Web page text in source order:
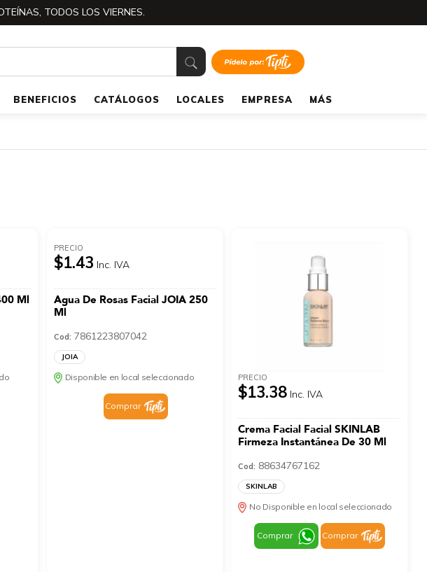
TODOS LOS VIERNES.
BENEFICIOS CATÁLOGOS LOCALES EMPRESA MÁS
Agua Micelar Facial JOIA 400 Ml
PRECIO
$1.43 Inc. IVA
Agua De Rosas Facial JOIA 250
Ml
Cod: 7861223807042
JOIA
Disponible en local seleccionado
Comprar
PRECIO
$13.38 Inc. IVA
Crema Facial Facial SKINLAB
Firmeza Instantánea De 30 Ml
Cod: 88634767162
SKINLAB
No Disponible en local seleccionado
Comprar Comprar